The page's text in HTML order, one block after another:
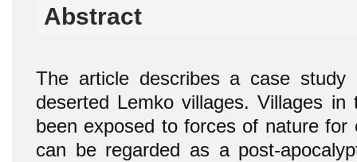
Abstract
The article describes a case study
deserted Lemko villages. Villages
been exposed to forces of nature
can be regarded as a post-